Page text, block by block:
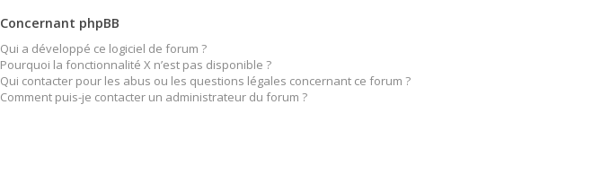
Concernant phpBB
Qui a développé ce logiciel de forum ?
Pourquoi la fonctionnalité X n’est pas disponible ?
Qui contacter pour les abus ou les questions légales concernant ce forum ?
Comment puis-je contacter un administrateur du forum ?